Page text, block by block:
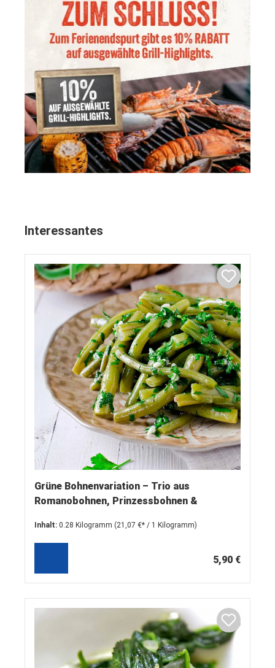
Interessantes
Grüne Bohnenvariation – Trio aus
Romanobohnen, Prinzessbohnen &
Inhalt: 0.28 Kilogramm (21,07 €* / 1 Kilogramm)
5,90 €